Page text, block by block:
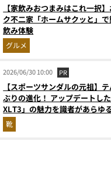
【家飲みおつまみはこれ一択
ク不二家「ホームサクッと」
飲み体験
グルメ
2026/06/30 10:00 PR
【スポーツサンダルの元祖】
ぶりの進化！ アップデートし
XLT3」の魅力を識者があらゆ
解説！
靴